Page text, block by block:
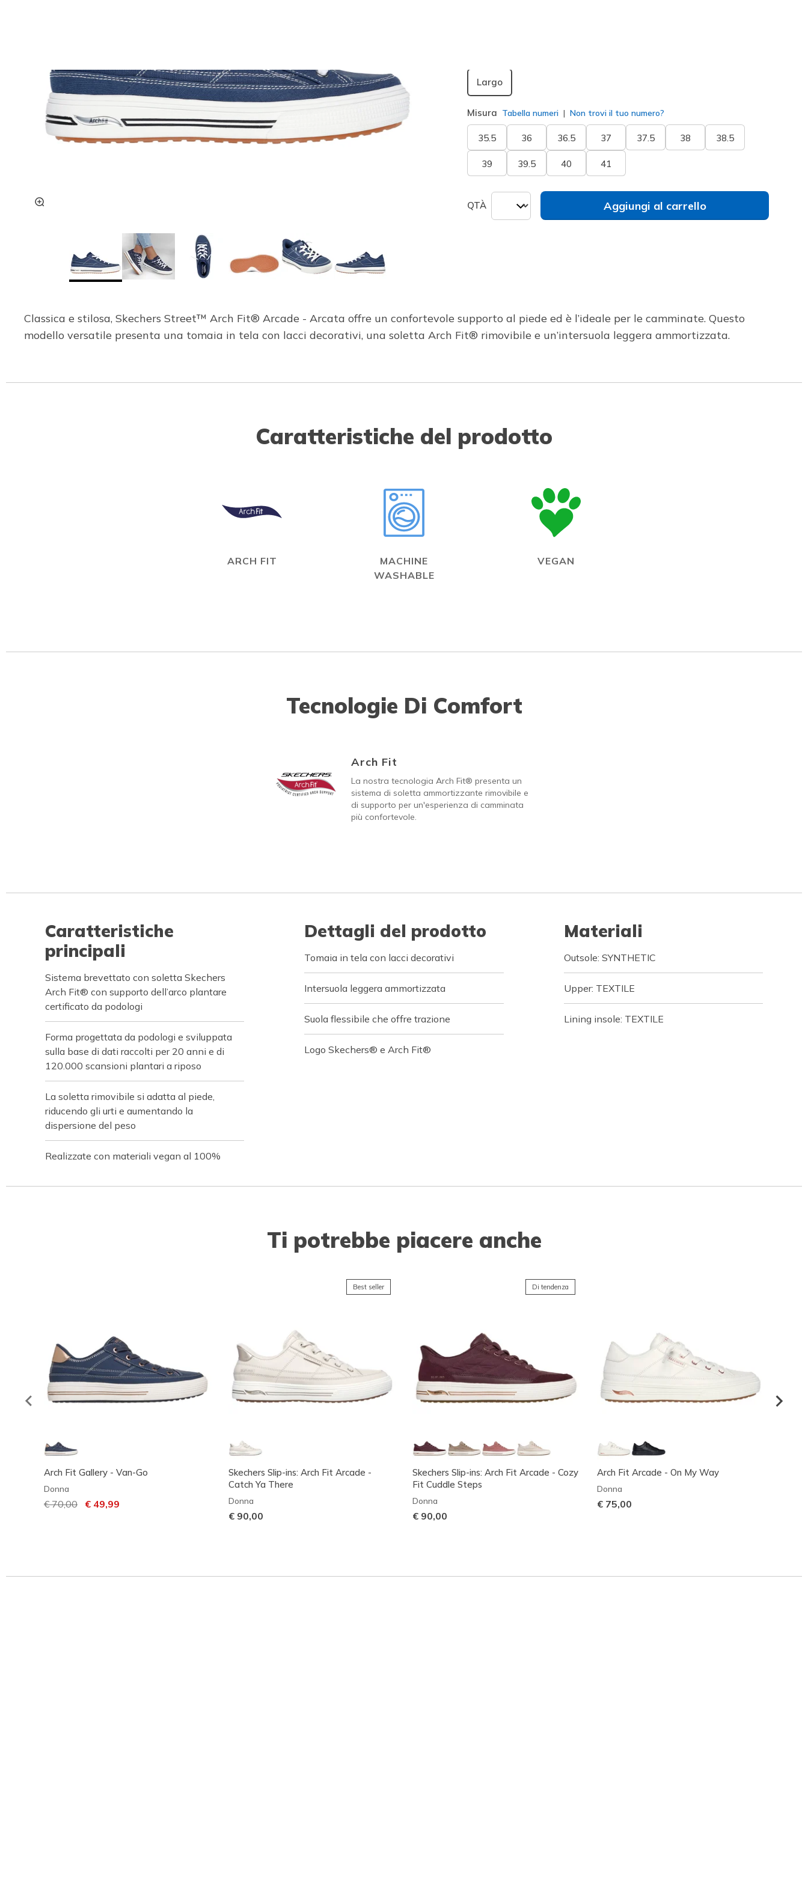
Largo
Misura Tabella numeri Non trovi il tuo numero?
35.5 36 36.5 37 37.5 38 38.5
39 39.5 40 41
QTÀ Aggiungi al carrello
Classica e stilosa, Skechers Street™ Arch Fit® Arcade - Arcata offre un confortevole supporto al piede ed è l’ideale per le camminate. Questo
modello versatile presenta una tomaia in tela con lacci decorativi, una soletta Arch Fit® rimovibile e un’intersuola leggera ammortizzata.
Caratteristiche del prodotto
ARCH FIT
MACHINE
WASHABLE
VEGAN
Tecnologie Di Comfort
Arch Fit
La nostra tecnologia Arch Fit® presenta un
sistema di soletta ammortizzante rimovibile e
di supporto per un'esperienza di camminata
più confortevole.
Caratteristiche
principali
Sistema brevettato con soletta Skechers
Arch Fit® con supporto dell’arco plantare
certificato da podologi
Forma progettata da podologi e sviluppata
sulla base di dati raccolti per 20 anni e di
120.000 scansioni plantari a riposo
La soletta rimovibile si adatta al piede,
riducendo gli urti e aumentando la
dispersione del peso
Realizzate con materiali vegan al 100%
Dettagli del prodotto
Tomaia in tela con lacci decorativi
Intersuola leggera ammortizzata
Suola flessibile che offre trazione
Logo Skechers® e Arch Fit®
Materiali
Outsole: SYNTHETIC
Upper: TEXTILE
Lining insole: TEXTILE
Ti potrebbe piacere anche
Arch Fit Gallery - Van-Go
Donna
Prezzo ridotto da
€ 70,00 per
€ 49,99
Best seller
Skechers Slip-ins: Arch Fit Arcade -
Catch Ya There
Donna
€ 90,00
Di tendenza
Skechers Slip-ins: Arch Fit Arcade - Cozy
Fit Cuddle Steps
Donna
€ 90,00
Arch Fit Arcade - On My Way
Donna
€ 75,00